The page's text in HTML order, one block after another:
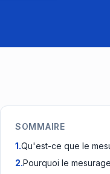
SOMMAIRE
1.Qu'est-ce que le
2.Pourquoi le